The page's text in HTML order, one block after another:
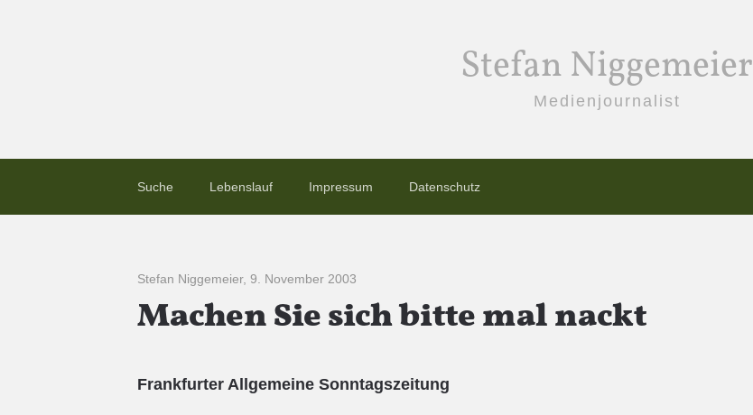
Stefan Niggemeier
Medienjournalist
Suche Lebenslauf Impressum Datenschutz
Stefan Niggemeier, 9. November 2003
Machen Sie sich bitte mal nackt
Frankfurter Allgemeine Sonntagszeitung